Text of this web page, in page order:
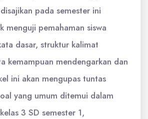
pada semester ini
menguji pemahaman siswa
dasar, struktur kalimat
kemampuan mendengarkan dan
ini akan mengupas tuntas
yang umum ditemui dalam
3 SD semester 1,